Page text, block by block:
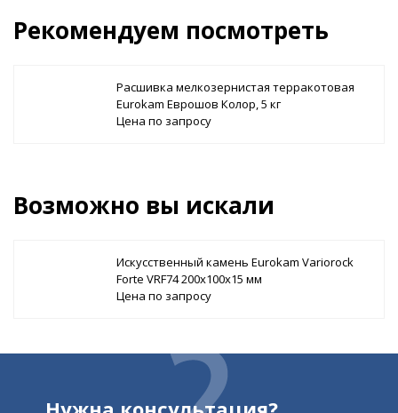
Рекомендуем посмотреть
Расшивка мелкозернистая терракотовая
Eurokam Еврошов Колор, 5 кг
Цена по запросу
Возможно вы искали
Искусственный камень Eurokam Variorock
Forte VRF74 200х100х15 мм
Цена по запросу